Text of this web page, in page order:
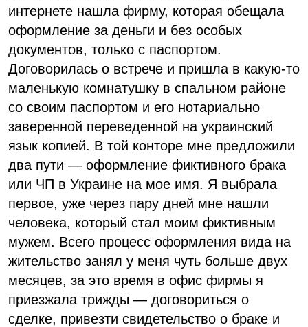
интернете нашла фирму, которая обещала
оформление за деньги и без особых
документов, только с паспортом.
Договорилась о встрече и пришла в какую-то
маленькую комнатушку в спальном районе
со своим паспортом и его нотариально
заверенной переведенной на украинский
язык копией. В той конторе мне предложили
два пути — оформление фиктивного брака
или ЧП в Украине на мое имя. Я выбрала
первое, уже через пару дней мне нашли
человека, который стал моим фиктивным
мужем. Всего процесс оформления вида на
жительство занял у меня чуть больше двух
месяцев, за это время в офис фирмы я
приезжала трижды — договориться о
сделке, привезти свидетельство о браке и